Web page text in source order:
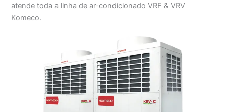
atende toda a linha de ar-condicionado VRF & VRV
Komeco.